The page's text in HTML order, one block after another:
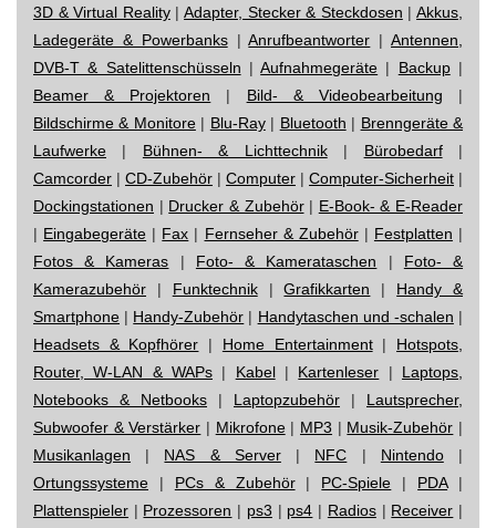
3D & Virtual Reality|Adapter, Stecker & Steckdosen |Akkus,
Ladegeräte & Powerbanks|Anrufbeantworter |Antennen,
DVB-T & Satelittenschüsseln |Aufnahmegeräte | Backup|
Beamer & Projektoren | Bild- & Videobearbeitung |
Bildschirme & Monitore| Blu-Ray| Bluetooth | Brenngeräte &
Laufwerke | Bühnen- & Lichttechnik| Bürobedarf|
Camcorder | CD-Zubehör | Computer | Computer-Sicherheit |
Dockingstationen | Drucker & Zubehör| E-Book- & E-Reader
| Eingabegeräte | Fax | Fernseher & Zubehör| Festplatten |
Fotos & Kameras | Foto- & Kamerataschen | Foto- &
Kamerazubehör | Funktechnik|Grafikkarten | Handy &
Smartphone | Handy-Zubehör | Handytaschen und -schalen |
Headsets & Kopfhörer | Home Entertainment| Hotspots,
Router, W-LAN & WAPs | Kabel| Kartenleser | Laptops,
Notebooks & Netbooks | Laptopzubehör | Lautsprecher,
Subwoofer & Verstärker | Mikrofone| MP3 | Musik-Zubehör |
Musikanlagen | NAS & Server| NFC | Nintendo|
Ortungssysteme | PCs & Zubehör| PC-Spiele | PDA|
Plattenspieler | Prozessoren | ps3 | ps4 | Radios| Receiver |